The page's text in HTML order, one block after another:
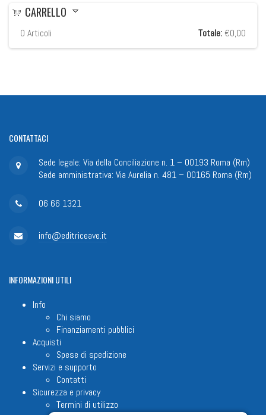
CARRELLO
0 Articoli Totale: €0,00
CONTATTACI
Sede legale: Via della Conciliazione n. 1 – 00193 Roma (Rm)
Sede amministrativa: Via Aurelia n. 481 – 00165 Roma (Rm)
06 66 1321
info@editriceave.it
INFORMAZIONIUTILI
Info
Chi siamo
Finanziamenti pubblici
Acquisti
Spese di spedizione
Servizi e supporto
Contatti
Sicurezza e privacy
Termini di utilizzo